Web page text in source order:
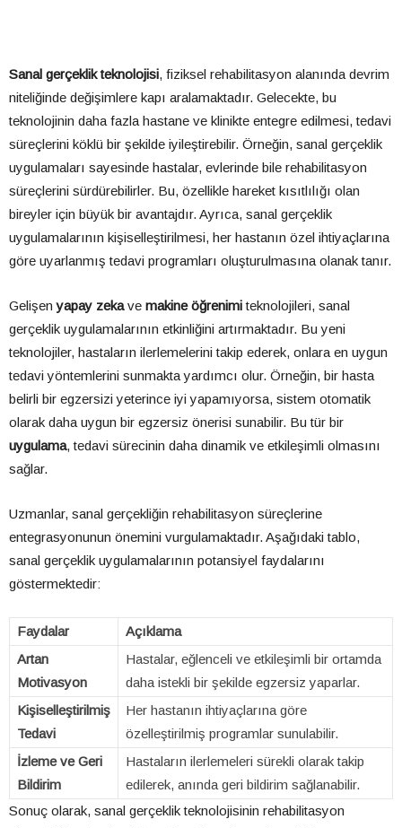
Sanal gerçeklik teknolojisi, fiziksel rehabilitasyon alanında devrim
niteliğinde değişimlere kapı aralamaktadır. Gelecekte, bu
teknolojinin daha fazla hastane ve klinikte entegre edilmesi, tedavi
süreçlerini köklü bir şekilde iyileştirebilir. Örneğin, sanal gerçeklik
uygulamaları sayesinde hastalar, evlerinde bile rehabilitasyon
süreçlerini sürdürebilirler. Bu, özellikle hareket kısıtlılığı olan
bireyler için büyük bir avantajdır. Ayrıca, sanal gerçeklik
uygulamalarının kişiselleştirilmesi, her hastanın özel ihtiyaçlarına
göre uyarlanmış tedavi programları oluşturulmasına olanak tanır.
Gelişenyapay zekave makine öğrenimiteknolojileri, sanal
gerçeklik uygulamalarının etkinliğini artırmaktadır. Bu yeni
teknolojiler, hastaların ilerlemelerini takip ederek, onlara en uygun
tedavi yöntemlerini sunmakta yardımcı olur. Örneğin, bir hasta
belirli bir egzersizi yeterince iyi yapamıyorsa, sistem otomatik
olarak daha uygun bir egzersiz önerisi sunabilir. Bu tür bir
uygulama, tedavi sürecinin daha dinamik ve etkileşimli olmasını
sağlar.
Uzmanlar, sanal gerçekliğin rehabilitasyon süreçlerine
entegrasyonunun önemini vurgulamaktadır. Aşağıdaki tablo,
sanal gerçeklik uygulamalarının potansiyel faydalarını
göstermektedir:
Faydalar
Açıklama
Artan
Motivasyon
Hastalar, eğlenceli ve etkileşimli bir ortamda
daha istekli bir şekilde egzersiz yaparlar.
Kişiselleştirilmiş
Tedavi
Her hastanın ihtiyaçlarına göre
özelleştirilmiş programlar sunulabilir.
İzleme ve Geri
Bildirim
Hastaların ilerlemeleri sürekli olarak takip
edilerek, anında geri bildirim sağlanabilir.
Sonuç olarak, sanal gerçeklik teknolojisinin rehabilitasyon